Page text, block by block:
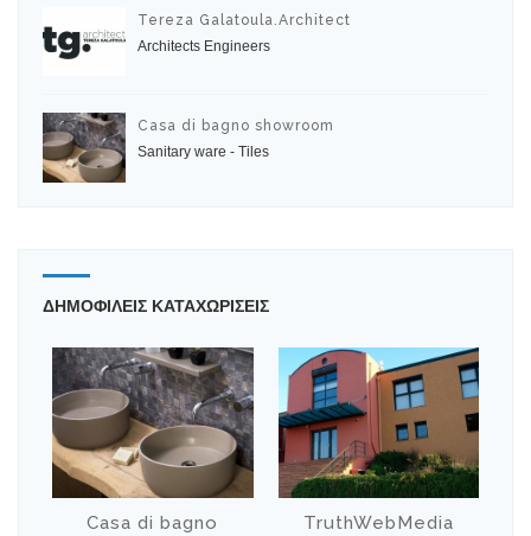
Tereza Galatoula.Architect
Architects Engineers
Casa di bagno showroom
Sanitary ware - Tiles
ΔΗΜΟΦΙΛΕΙΣ ΚΑΤΑΧΩΡΙΣΕΙΣ
Casa di bagno
TruthWebMedia